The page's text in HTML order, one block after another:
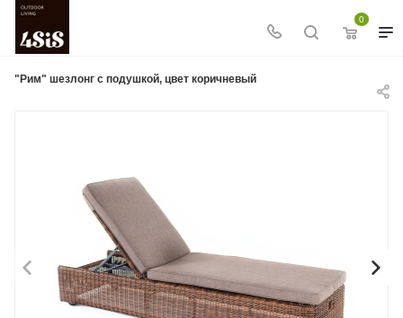
0
"Рим" шезлонг с подушкой, цвет коричневый